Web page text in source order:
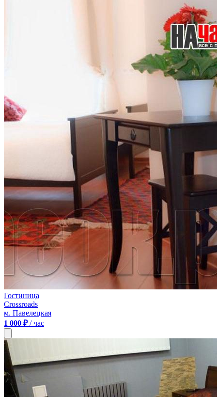
Гостиница
Crossroads
м. Павелецкая
1 000 ₽/ час